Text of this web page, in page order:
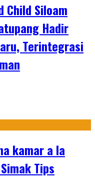
Child Siloam
Hadir
Terintegrasi
kamar a la
Tips